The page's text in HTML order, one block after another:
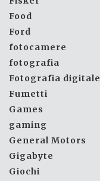
Food
Ford
fotocamere
fotografia
Fotografia digitale
Fumetti
Games
gaming
General Motors
Gigabyte
Giochi